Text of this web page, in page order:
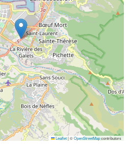
Leaflet|©OpenStreetMapcontributors